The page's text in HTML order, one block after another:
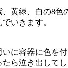
黄緑、白の8色
いきます。
に容器に色を付
ら泣き出して